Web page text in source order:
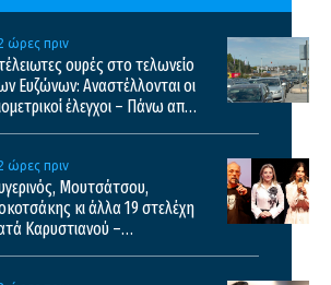
ώρες πριν
ουρές στο τελωνείο
Ευζώνων: Αναστέλλονται οι
έλεγχοι – Πάνω από
ώρες πριν
Μουτσάτσου,
κι άλλα 19 στελέχη
Καρυστιανού –